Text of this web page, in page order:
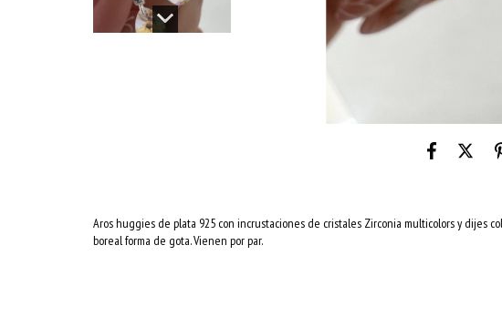
Aros huggies de plata 925 con incrustaciones de cristales Zirconia multicolors y dijes
boreal forma de gota. Vienen por par.